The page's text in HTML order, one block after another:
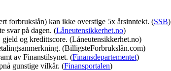
forbrukslån) kan ikke overstige 5x årsinntekt. (SSB)
svar på dagen. (Låneutensikkerhet.no)
gjeld og kredittscore. (Låneutensikkerhet.no)
(BilligsteForbrukslån.com)
av Finanstilsynet. (Finansdepartementet)
gunstige vilkår. (Finansportalen)